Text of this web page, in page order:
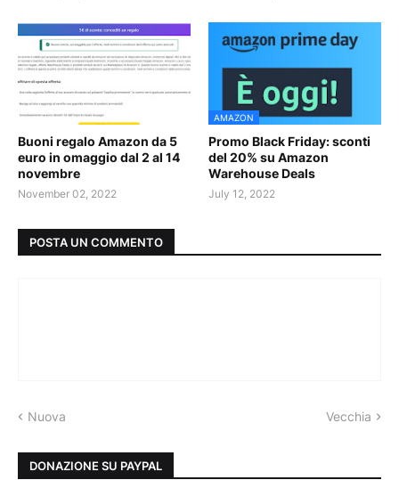
Buoni regalo Amazon da 5
euro in omaggio dal 2 al 14
novembre
November 02, 2022
AMAZON
Promo Black Friday: sconti
del 20% su Amazon
Warehouse Deals
July 12, 2022
POSTA UN COMMENTO
Nuova Vecchia
DONAZIONE SU PAYPAL